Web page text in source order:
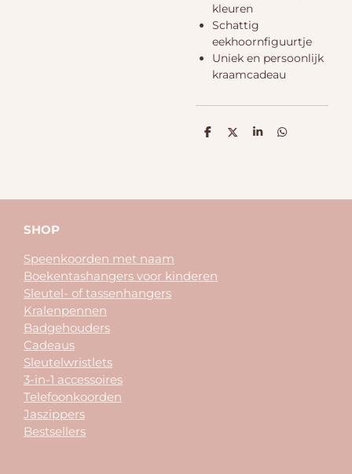
kleuren
Schattig
eekhoornfiguurtje
Uniek en persoonlijk
kraamcadeau
D
D
S
D
SHOP
Speenkoorden met naam
Boekentashangers voor kinderen
Sleutel- of tassenhangers
Kralenpennen
Badgehouders
Cadeaus
Sleutelwristlets
3-in-1 accessoires
Telefoonkoorden
Jaszippers
Bestsellers